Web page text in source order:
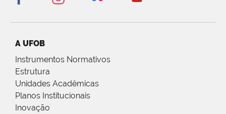
A UFOB
Instrumentos Normativos
Estrutura
Unidades Acadêmicas
Planos Institucionais
Inovação